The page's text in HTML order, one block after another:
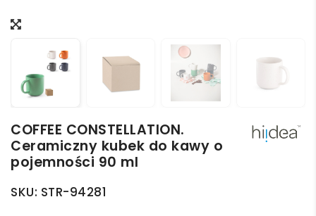
COFFEE CONSTELLATION.
Ceramiczny kubek do kawy o
pojemności 90 ml
SKU: STR-94281